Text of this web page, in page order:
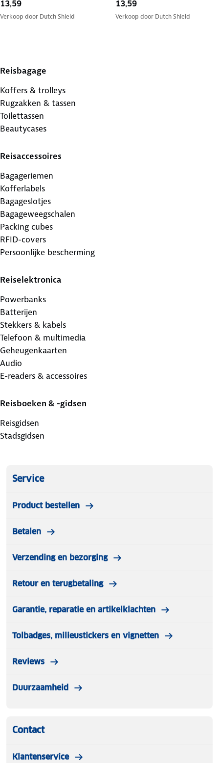
13,59
Verkoop door Dutch Shield
13,59
Verkoop door Dutch Shield
Reisbagage
Koffers & trolleys
Rugzakken & tassen
Toilettassen
Beautycases
Reisaccessoires
Bagageriemen
Kofferlabels
Bagageslotjes
Bagageweegschalen
Packing cubes
RFID-covers
Persoonlijke bescherming
Reiselektronica
Powerbanks
Batterijen
Stekkers & kabels
Telefoon & multimedia
Geheugenkaarten
Audio
E-readers & accessoires
Reisboeken & -gidsen
Reisgidsen
Stadsgidsen
Service
Product bestellen
Betalen
Verzending en bezorging
Retour en terugbetaling
Garantie, reparatie en artikelklachten
Tolbadges, milieustickers en vignetten
Reviews
Duurzaamheid
Contact
Klantenservice